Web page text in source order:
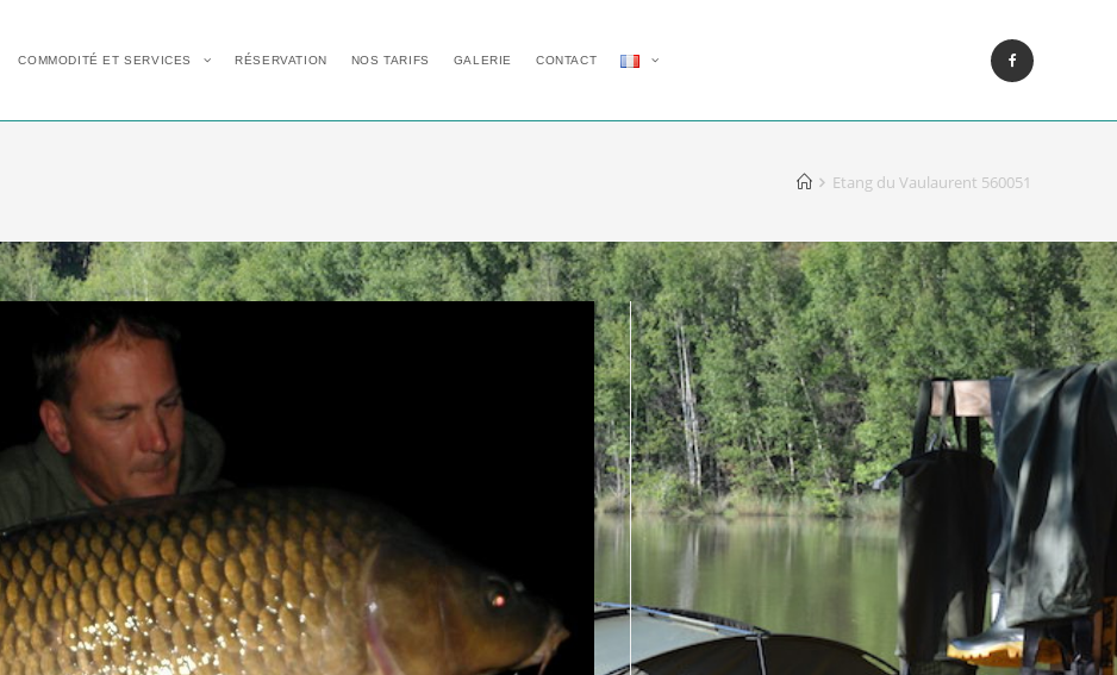
COMMODITÉ ET SERVICES RÉSERVATION NOS TARIFS GALERIE CONTACT
Etang du Vaulaurent 560051